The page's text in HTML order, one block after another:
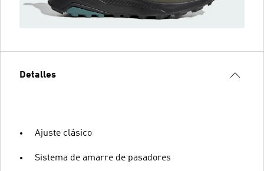
Detalles
Ajuste clásico
Sistema de amarre de pasadores